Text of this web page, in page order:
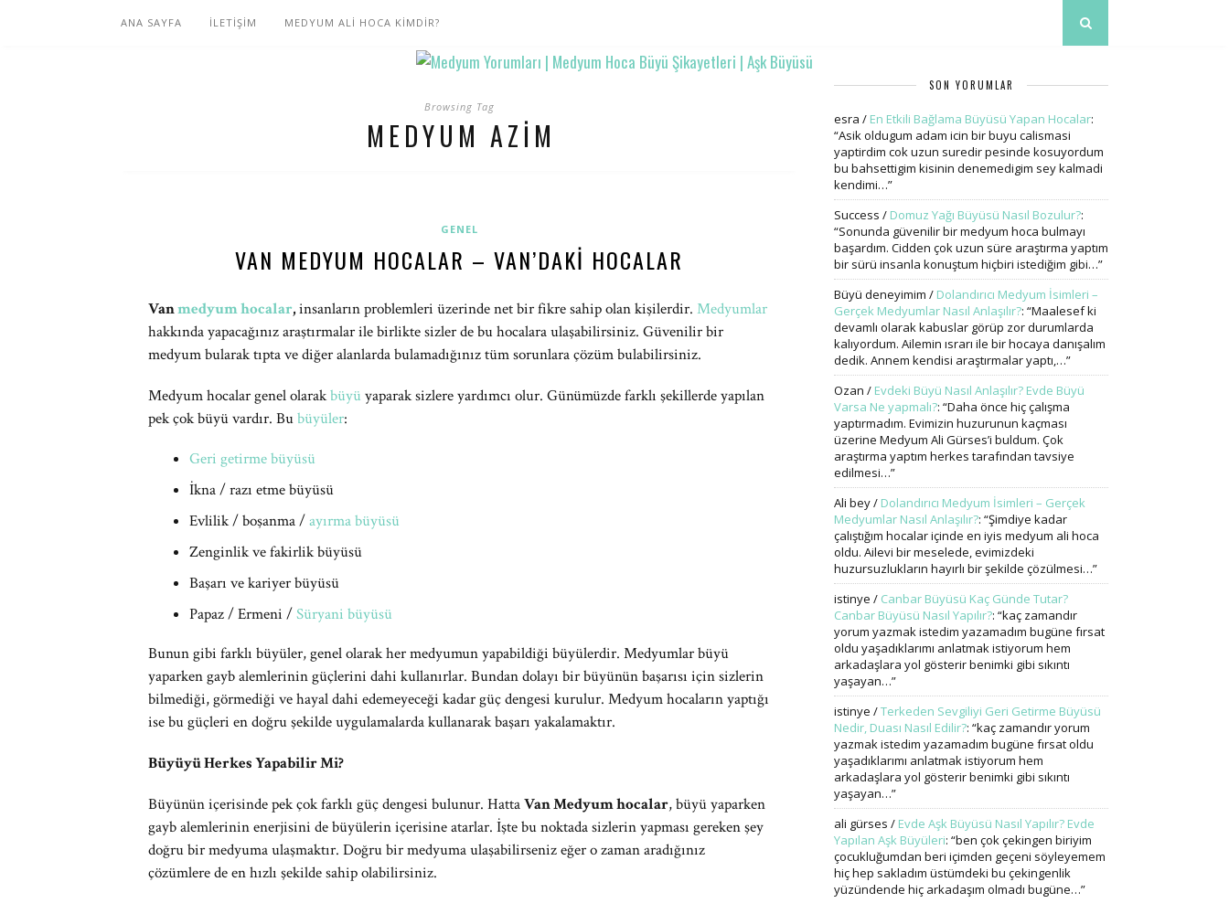
ANA SAYFA İLETİŞİM MEDYUM ALİ HOCA KİMDİR?
Browsing Tag
MEDYUM AZIM
GENEL
VAN MEDYUM HOCALAR – VAN’DAKI HOCALAR
Vanmedyum hocalar,insanların problemleri üzerinde net bir fikre sahip olan kişilerdir. Medyumlar
hakkında yapacağınız araştırmalar ile birlikte sizler de bu hocalara ulaşabilirsiniz. Güvenilir bir
medyum bularak tıpta ve diğer alanlarda bulamadığınız tüm sorunlara çözüm bulabilirsiniz.
Medyum hocalar genel olarakbüyü yaparak sizlere yardımcı olur. Günümüzde farklı şekillerde yapılan
pek çok büyü vardır. Bubüyüler:
Geri getirme büyüsü
İkna / razı etme büyüsü
Evlilik / boşanma /ayırma büyüsü
Zenginlik ve fakirlik büyüsü
Başarı ve kariyer büyüsü
Papaz / Ermeni /Süryani büyüsü
Bunun gibi farklı büyüler, genel olarak her medyumun yapabildiği büyülerdir. Medyumlar büyü
yaparken gayb alemlerinin güçlerini dahi kullanırlar. Bundan dolayı bir büyünün başarısı için sizlerin
bilmediği, görmediği ve hayal dahi edemeyeceği kadar güç dengesi kurulur. Medyum hocaların yaptığı
ise bu güçleri en doğru şekilde uygulamalarda kullanarak başarı yakalamaktır.
Büyüyü Herkes Yapabilir Mi?
Büyünün içerisinde pek çok farklı güç dengesi bulunur. HattaVan Medyum hocalar, büyü yaparken
gayb alemlerinin enerjisini de büyülerin içerisine atarlar. İşte bu noktada sizlerin yapması gereken şey
doğru bir medyuma ulaşmaktır. Doğru bir medyuma ulaşabilirseniz eğer o zaman aradığınız
çözümlere de en hızlı şekilde sahip olabilirsiniz.
SON YORUMLAR
esra / En Etkili Bağlama Büyüsü Yapan Hocalar:
“Asik oldugum adam icin bir buyu calismasi
yaptirdim cok uzun suredir pesinde kosuyordum
bu bahsettigim kisinin denemedigim sey kalmadi
kendimi…”
Success / Domuz Yağı Büyüsü Nasıl Bozulur?:
“Sonunda güvenilir bir medyum hoca bulmayı
başardım. Cidden çok uzun süre araştırma yaptım
bir sürü insanla konuştum hiçbiri istediğim gibi…”
Büyü deneyimim / Dolandırıcı Medyum İsimleri –
Gerçek Medyumlar Nasıl Anlaşılır?: “Maalesef ki
devamlı olarak kabuslar görüp zor durumlarda
kalıyordum. Ailemin ısrarı ile bir hocaya danışalım
dedik. Annem kendisi araştırmalar yaptı,…”
Ozan / Evdeki Büyü Nasıl Anlaşılır? Evde Büyü
Varsa Ne yapmalı?: “Daha önce hiç çalışma
yaptırmadım. Evimizin huzurunun kaçması
üzerine Medyum Ali Gürses’i buldum. Çok
araştırma yaptım herkes tarafından tavsiye
edilmesi…”
Ali bey/ Dolandırıcı Medyum İsimleri – Gerçek
Medyumlar Nasıl Anlaşılır?: “Şimdiye kadar
çalıştığım hocalar içinde en iyis medyum ali hoca
oldu. Ailevi bir meselede, evimizdeki
huzursuzlukların hayırlı bir şekilde çözülmesi…”
istinye / Canbar Büyüsü Kaç Günde Tutar?
Canbar Büyüsü Nasıl Yapılır?: “kaç zamandır
yorum yazmak istedim yazamadım bugüne fırsat
oldu yaşadıklarımı anlatmak istiyorum hem
arkadaşlara yol gösterir benimki gibi sıkıntı
yaşayan…”
istinye /Terkeden Sevgiliyi Geri Getirme Büyüsü
Nedir, Duası Nasıl Edilir?: “kaç zamandır yorum
yazmak istedim yazamadım bugüne fırsat oldu
yaşadıklarımı anlatmak istiyorum hem
arkadaşlara yol gösterir benimki gibi sıkıntı
yaşayan…”
ali gürses / Evde Aşk Büyüsü Nasıl Yapılır? Evde
Yapılan Aşk Büyüleri: “ben çok çekingen biriyim
çocukluğumdan beri içimden geçeni söyleyemem
hiç hep sakladım üstümdeki bu çekingenlik
yüzündende hiç arkadaşım olmadı bugüne…”